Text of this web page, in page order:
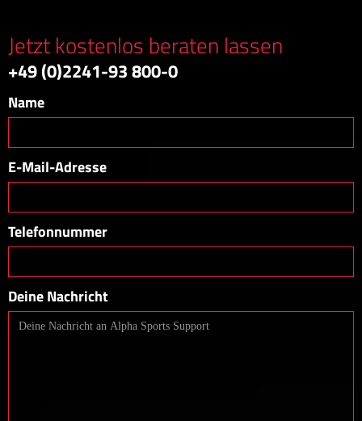
Jetzt kostenlos beraten lassen
+49 (0)2241-93 800-0
Name
E-Mail-Adresse
Telefonnummer
Deine Nachricht